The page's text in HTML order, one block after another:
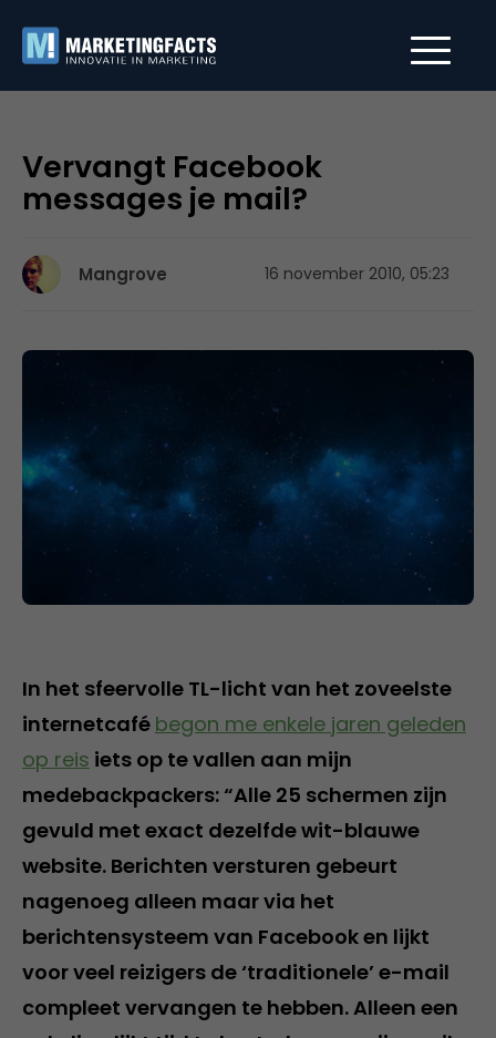
Vervangt Facebook
messages je mail?
Mangrove 16 november 2010, 05:23
In het sfeervolle TL-licht van het zoveelste
internetcafé begon me enkele jaren geleden
op reis iets op te vallen aan mijn
medebackpackers: “Alle 25 schermen zijn
gevuld met exact dezelfde wit-blauwe
website. Berichten versturen gebeurt
nagenoeg alleen maar via het
berichtensysteem van Facebook en lijkt
voor veel reizigers de ‘traditionele’ e-mail
compleet vervangen te hebben. Alleen een